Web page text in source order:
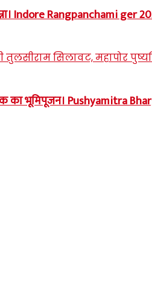
Indore Rangpanchami ger
का भूमिपूजन। Pushyamitra